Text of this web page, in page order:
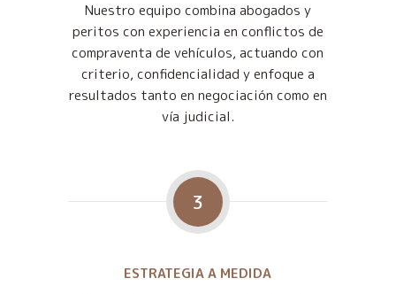
Nuestro equipo combina abogados y
peritos con experiencia en conflictos de
compraventa de vehículos, actuando con
criterio, confidencialidad y enfoque a
resultados tanto en negociación como en
vía judicial.
3
ESTRATEGIA A MEDIDA